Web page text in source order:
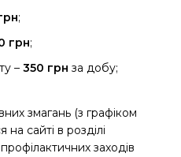
н;
грн;
– 350 грн за добу;
змагань (з графіком
сайті в розділі
заходів